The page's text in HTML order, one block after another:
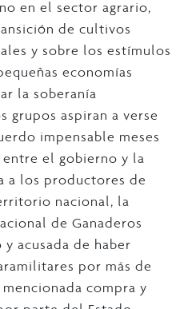
en el sector agrario,
de cultivos
y sobre los estímulos
economías
la soberanía
grupos aspiran a verse
impensable meses
entre el gobierno y la
a los productores de
nacional, la
de Ganaderos
acusada de haber
por más de
compra y